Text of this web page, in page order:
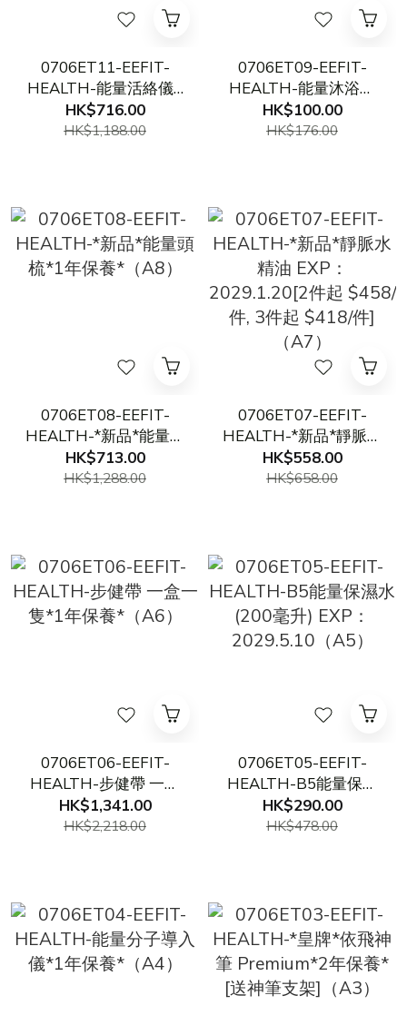
0706ET11-EEFIT-
HEALTH-能量活絡儀2
+ 額外送磁片(顏色隨機)
（A11）
HK$716.00
HK$1,188.00
0706ET09-EEFIT-
HEALTH-能量沐浴暏
喱- 300ml*2支 EXP：
2028.6.3（A9）
HK$100.00
HK$176.00
0706ET08-EEFIT-
HEALTH-*新品*能量頭
梳*1年保養*（A8）
HK$713.00
HK$1,288.00
0706ET07-EEFIT-
HEALTH-*新品*靜脈水
精油 EXP：
2029.1.20[2件起 $458/
HK$558.00
HK$658.00
0706ET06-EEFIT-
HEALTH-步健帶 一盒
一隻*1年保養*（A6）
HK$1,341.00
HK$2,218.00
0706ET05-EEFIT-
HEALTH-B5能量保濕
水 (200毫升) EXP：
2029.5.10（A5）
HK$290.00
HK$478.00